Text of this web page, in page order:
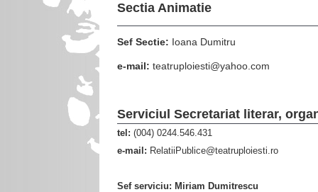
Sectia Animatie
Sef Sectie: Ioana Dumitru
e-mail: teatruploiesti@yahoo.com
Serviciul Secretariat literar,
tel : (004) 0244.546.431
e-mail: RelatiiPublice@teatruploiesti.ro
Sef serviciu: Miriam Dumitrescu